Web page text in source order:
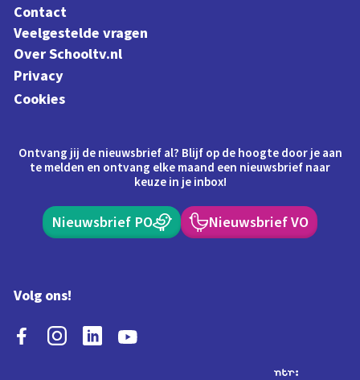
Contact
Veelgestelde vragen
Over Schooltv.nl
Privacy
Cookies
Ontvang jij de nieuwsbrief al? Blijf op de hoogte door je aan
te melden en ontvang elke maand een nieuwsbrief naar
keuze in je inbox!
Nieuwsbrief PO Nieuwsbrief VO
Volg ons!